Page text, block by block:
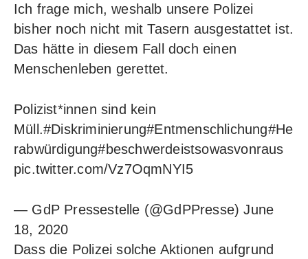
Ich frage mich, weshalb unsere Polizei
bisher noch nicht mit Tasern ausgestattet ist.
Das hätte in diesem Fall doch einen
Menschenleben gerettet.
Polizist*innen sind kein
Müll.#Diskriminierung#Entmenschlichung#He
rabwürdigung#beschwerdeistsowasvonraus
pic.twitter.com/Vz7OqmNYI5
— GdP Pressestelle (@GdPPresse)June
18, 2020
Dass die Polizei solche Aktionen aufgrund